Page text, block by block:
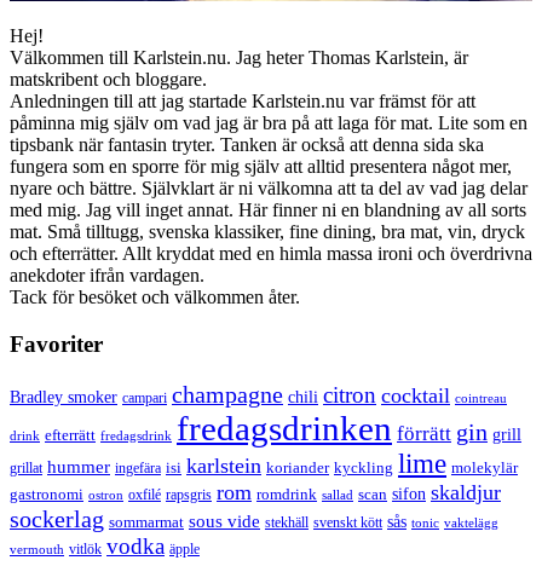
Hej!
Välkommen till Karlstein.nu. Jag heter Thomas Karlstein, är
matskribent och bloggare.
Anledningen till att jag startade Karlstein.nu var främst för att
påminna mig själv om vad jag är bra på att laga för mat. Lite som en
tipsbank när fantasin tryter. Tanken är också att denna sida ska
fungera som en sporre för mig själv att alltid presentera något mer,
nyare och bättre. Självklart är ni välkomna att ta del av vad jag delar
med mig. Jag vill inget annat. Här finner ni en blandning av all sorts
mat. Små tilltugg, svenska klassiker, fine dining, bra mat, vin, dryck
och efterrätter. Allt kryddat med en himla massa ironi och överdrivna
anekdoter ifrån vardagen.
Tack för besöket och välkommen åter.
Favoriter
Bradley smoker campari champagne chili citron cocktail cointreau
drink efterrätt fredagsdrink fredagsdrinken förrätt gin grill
grillat hummer ingefära isi karlstein koriander kyckling lime molekylär
gastronomi ostron oxfilé rapsgris rom romdrink sallad scan sifon skaldjur
sockerlag sommarmat sous vide stekhäll svenskt kött sås tonic vaktelägg
vermouth vitlök vodka äpple